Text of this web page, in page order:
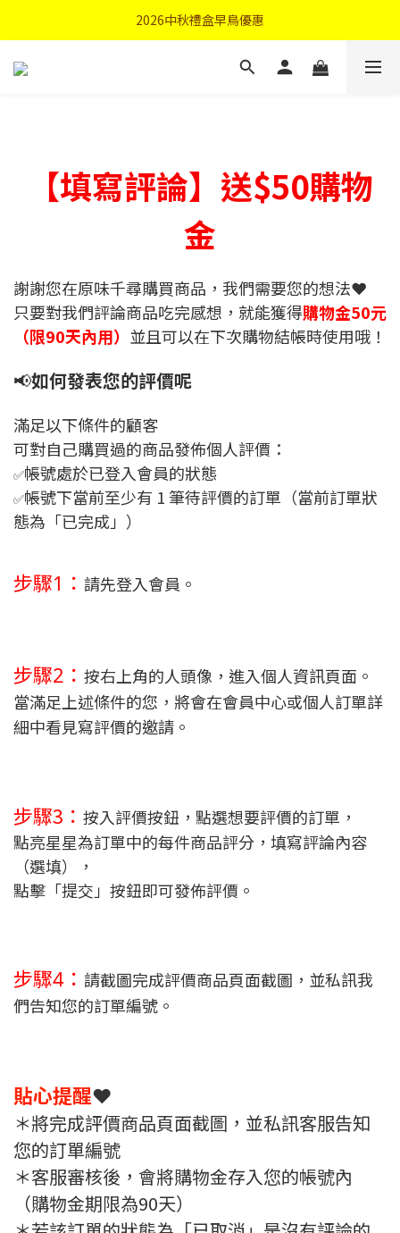
首購優惠輸入"N50"現折50元
2026中秋禮盒早鳥優惠
首購優惠輸入"N50"現折50元
【填寫評論】送$50購物
金
謝謝您在原味千尋購買商品，我們需要您的想法❤️
只要對我們評論商品吃完感想，就能獲得購物金50元
（限90天內用） 並且可以在下次購物結帳時使用哦！
📢如何發表您的評價呢
滿足以下條件的顧客
可對自己購買過的商品發佈個人評價：
✅帳號處於已登入會員的狀態
✅帳號下當前至少有 1 筆待評價的訂單（當前訂單狀
態為「已完成」）
步驟1： 請先登入會員。
步驟2： 按右上角的人頭像，進入個人資訊頁面。
當滿足上述條件的您，將會在會員中心或個人訂單詳
細中看見寫評價的邀請。
步驟3： 按入評價按鈕，點選想要評價的訂單，
點亮星星為訂單中的每件商品評分，填寫評論內容
（選填），
點擊「提交」按鈕即可發佈評價。
步驟4： 請截圖完成評價商品頁面截圖，並私訊我
們告知您的訂單編號。
貼心提醒❤️
＊將完成評價商品頁面截圖，並私訊客服告知
您的訂單編號
＊客服審核後，會將購物金存入您的帳號內
（購物金期限為90天）